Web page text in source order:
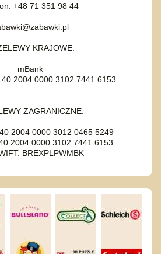
+48 71 351 98 44
KRAJOWE:
mBank
2004 0000 3102 7441 6153
ZAGRANICZNE:
2004 0000 3012 0465 5249
2004 0000 3102 7441 6153
BREXPLPWMBK